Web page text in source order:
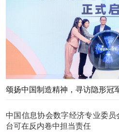
颂扬中国制造精神，寻访隐形冠
中国信息协会数字经济专业委
台可在反内卷中担当责任